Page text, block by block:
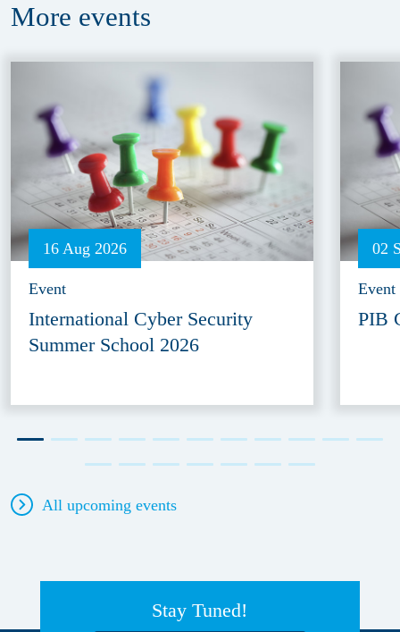
More events
16 Aug 2026
Event
International Cyber Security
Summer School 2026
02
Event
PIB
All upcoming events
Stay Tuned!